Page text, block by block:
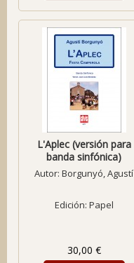
L'Aplec (versión para
banda sinfónica)
Autor:Borgunyó, Agustí
Edición: Papel
30,00 €